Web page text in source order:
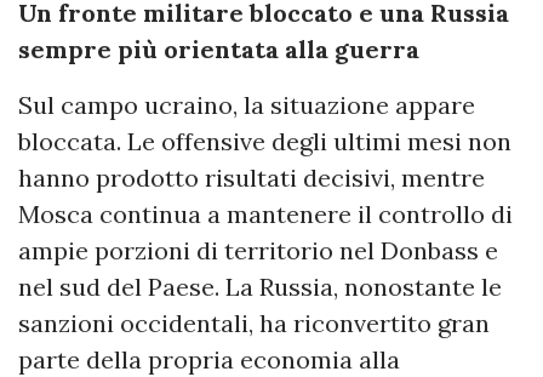
Un fronte militare bloccato e una Russia
sempre più orientata alla guerra
Sul campo ucraino, la situazione appare
bloccata. Le offensive degli ultimi mesi non
hanno prodotto risultati decisivi, mentre
Mosca continua a mantenere il controllo di
ampie porzioni di territorio nel Donbass e
nel sud del Paese. La Russia, nonostante le
sanzioni occidentali, ha riconvertito gran
parte della propria economia alla